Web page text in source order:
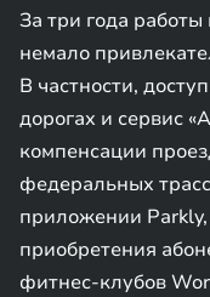
За три года
немало
В частности,
дорогах и сервис
компенсации
федеральных
приложении
приобретения
фитнес-клубов